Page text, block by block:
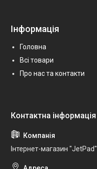
Інформація
Головна
Всі товари
Про нас та контакти
Інтернет-магазин "JetPad"